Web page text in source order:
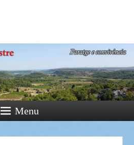
Paratge e Convivència
Menu